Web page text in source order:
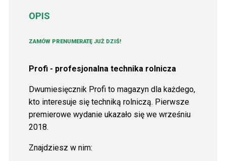
OPIS
ZAMÓW PRENUMERATĘ JUŻ DZIŚ!
Profi - profesjonalna technika rolnicza
Dwumiesięcznik Profi to magazyn dla każdego,
kto interesuje się techniką rolniczą. Pierwsze
premierowe wydanie ukazało się we wrześniu
2018.
Znajdziesz w nim: